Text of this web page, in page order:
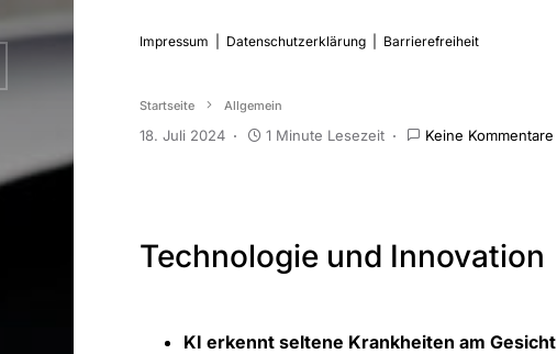
Impressum Datenschutzerklärung Barrierefreiheit
Startseite Allgemein
18. Juli 2024 1 Minute Lesezeit Keine Kommentare
Technologie und Innovation
KI erkennt seltene Krankheiten am Gesicht